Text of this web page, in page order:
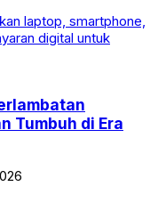
Tumbuh di Era